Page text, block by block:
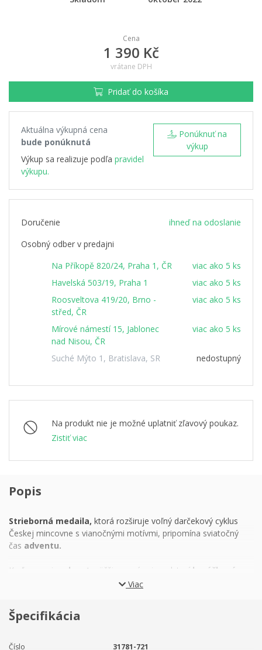
Cena
1 390 Kč
vrátane DPH
Pridať do košíka
Aktuálna výkupná cena
bude ponúknutá
Výkup sa realizuje podľa pravidel
výkupu.
výkup
Doručenie
ihneď na odoslanie
Osobný odber v predajni
Na Příkopě 820/24, Praha 1, ČR
viac ako 5 ks
Havelská 503/19, Praha 1
viac ako 5 ks
Roosveltova 419/20, Brno -
střed, ČR
viac ako 5 ks
Mírové námestí 15, Jablonec
nad Nisou, ČR
viac ako 5 ks
Suché Mýto 1, Bratislava, SR nedostupný
Na produkt nie je možné uplatniť zľavový poukaz.
Zistiť viac
Popis
Strieborná medaila, ktorá rozširuje voľný darčekový cyklus
Českej mincovne s vianočnými motívmi, pripomína sviatočný
čas adventu.
Keď sa povie advent, väčšina z nás si predstaví horúčkové
ktoré je plné upratovania, pečenia koláčov a
predvianočných nedieľ
že by mal práve naopak spočívať v
znamená príchod a je
pripomienkou dávneho narodenia
Viac
Špecifikácia
Číslo
31781-721